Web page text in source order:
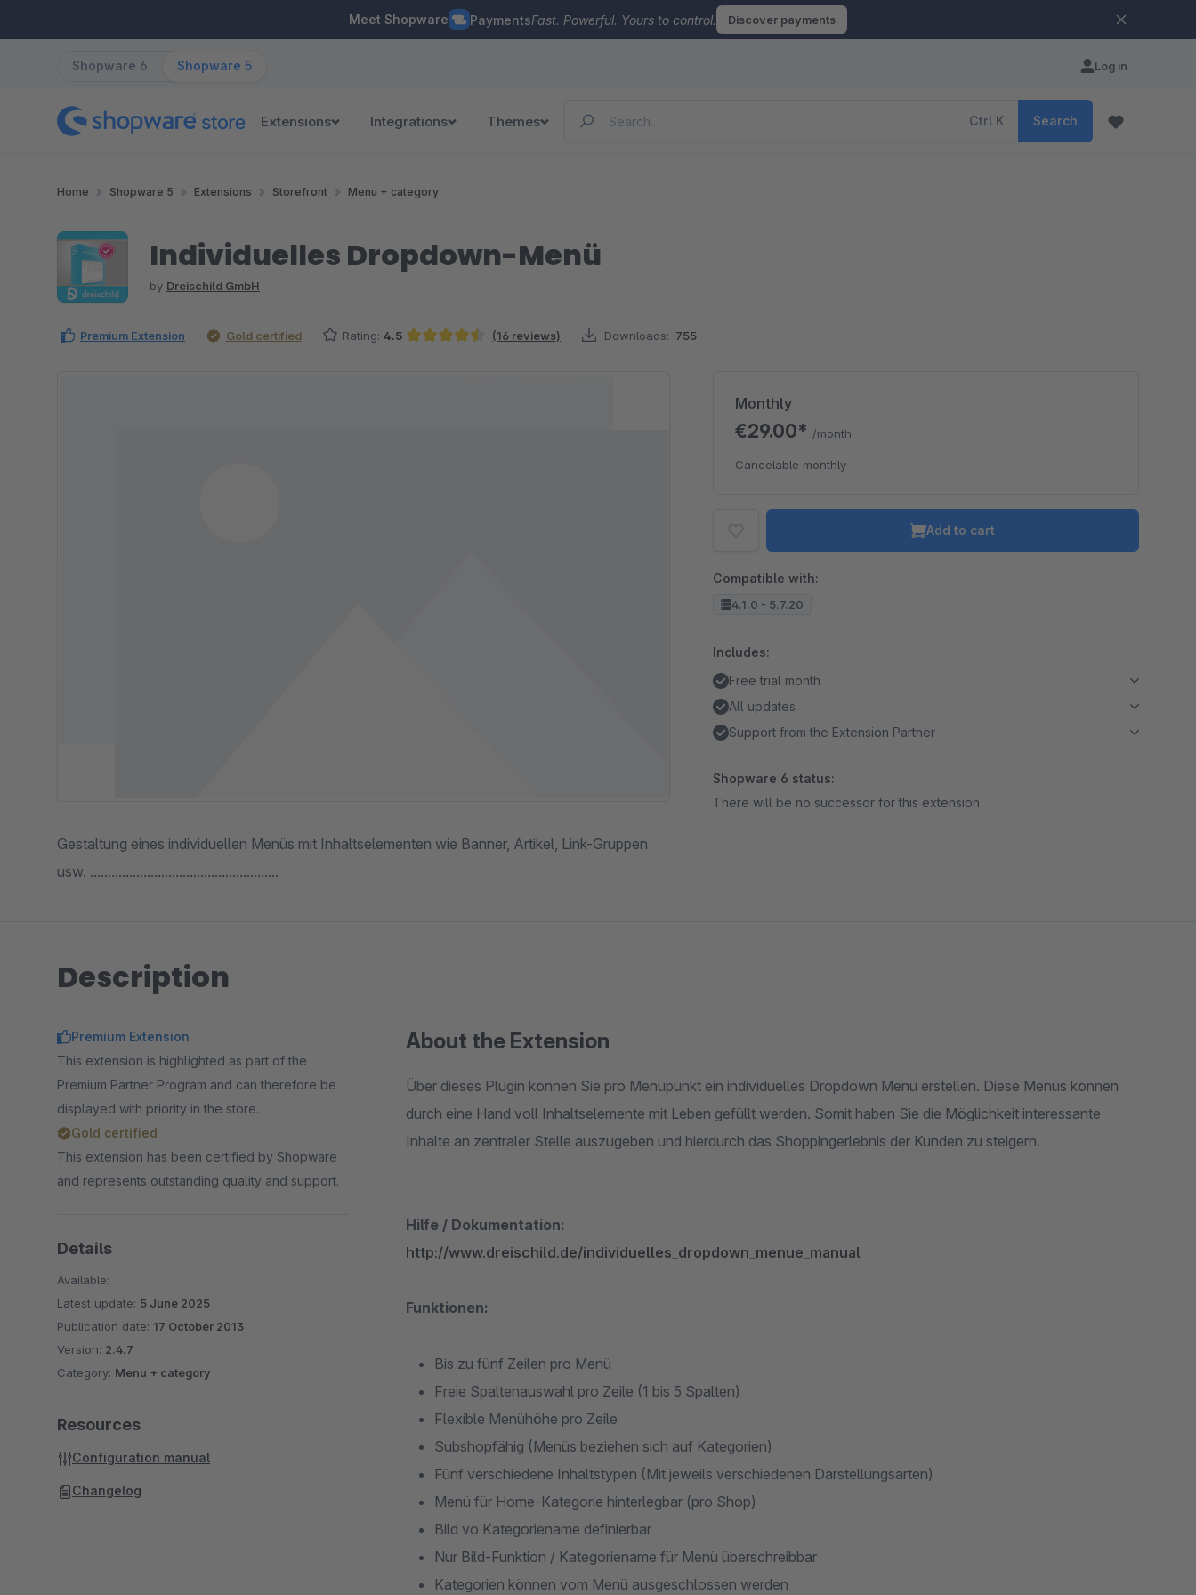
Meet Shopware PaymentsFast. Powerful. Yours to control. Discover payments
Shopware 6 Shopware 5 Log in
Extensions Integrations Themes Ctrl K Search
Home Shopware 5 Extensions Storefront Menu + category
Individuelles Dropdown-Menü
by Dreischild GmbH
Premium Extension Gold certified Rating: 4.5 (16 reviews) Downloads: 755
Gestaltung eines individuellen Menüs mit Inhaltselementen wie Banner, Artikel, Link-Gruppen
usw. .....................................................
Monthly
€29.00* /month
Cancelable monthly
Add to cart
Compatible with:
4.1.0 - 5.7.20
Includes:
Free trial month
All updates
Support from the Extension Partner
Shopware 6 status:
There will be no successor for this extension
Description
About the Extension
Über dieses Plugin können Sie pro Menüpunkt ein individuelles Dropdown Menü erstellen. Diese Menüs können
durch eine Hand voll Inhaltselemente mit Leben gefüllt werden. Somit haben Sie die Möglichkeit interessante
Inhalte an zentraler Stelle auszugeben und hierdurch das Shoppingerlebnis der Kunden zu steigern.
Hilfe / Dokumentation:
http://www.dreischild.de/individuelles_dropdown_menue_manual
Funktionen:
Bis zu fünf Zeilen pro Menü
Freie Spaltenauswahl pro Zeile (1 bis 5 Spalten)
Flexible Menühöhe pro Zeile
Subshopfähig (Menüs beziehen sich auf Kategorien)
Fünf verschiedene Inhaltstypen (Mit jeweils verschiedenen Darstellungsarten)
Menü für Home-Kategorie hinterlegbar (pro Shop)
Bild vo Kategoriename definierbar
Nur Bild-Funktion / Kategoriename für Menü überschreibbar
Kategorien können vom Menü ausgeschlossen werden
Premium Extension
This extension is highlighted as part of the
Premium Partner Program and can therefore be
displayed with priority in the store.
Gold certified
This extension has been certified by Shopware
and represents outstanding quality and support.
Details
Available:
Latest update: 5 June 2025
Publication date: 17 October 2013
Version: 2.4.7
Category: Menu + category
Resources
Configuration manual
Changelog